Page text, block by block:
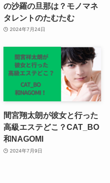
の沙羅の旦那は？モノマネ
タレントのたむたむ
2024年7月24日
間宮翔太朗が彼女と行った
高級エステどこ？CAT_BO
和NAGOMI
2024年7月9日